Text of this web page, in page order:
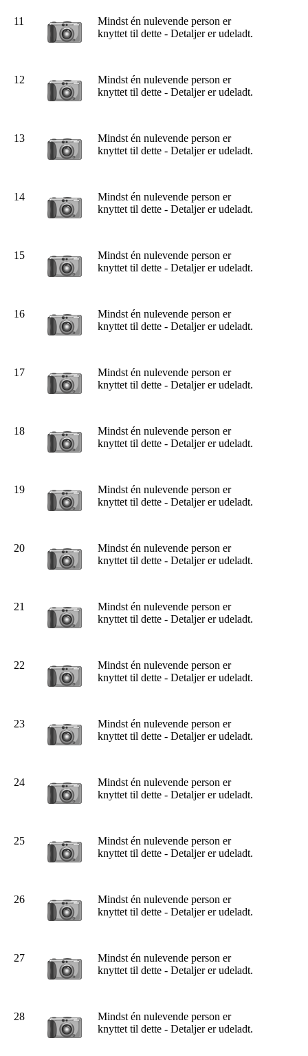
11
Mindst én nulevende person er
knyttet til dette - Detaljer er udeladt.
12
Mindst én nulevende person er
knyttet til dette - Detaljer er udeladt.
13
Mindst én nulevende person er
knyttet til dette - Detaljer er udeladt.
14
Mindst én nulevende person er
knyttet til dette - Detaljer er udeladt.
15
Mindst én nulevende person er
knyttet til dette - Detaljer er udeladt.
16
Mindst én nulevende person er
knyttet til dette - Detaljer er udeladt.
17
Mindst én nulevende person er
knyttet til dette - Detaljer er udeladt.
18
Mindst én nulevende person er
knyttet til dette - Detaljer er udeladt.
19
Mindst én nulevende person er
knyttet til dette - Detaljer er udeladt.
20
Mindst én nulevende person er
knyttet til dette - Detaljer er udeladt.
21
Mindst én nulevende person er
knyttet til dette - Detaljer er udeladt.
22
Mindst én nulevende person er
knyttet til dette - Detaljer er udeladt.
23
Mindst én nulevende person er
knyttet til dette - Detaljer er udeladt.
24
Mindst én nulevende person er
knyttet til dette - Detaljer er udeladt.
25
Mindst én nulevende person er
knyttet til dette - Detaljer er udeladt.
26
Mindst én nulevende person er
knyttet til dette - Detaljer er udeladt.
27
Mindst én nulevende person er
knyttet til dette - Detaljer er udeladt.
28
Mindst én nulevende person er
knyttet til dette - Detaljer er udeladt.